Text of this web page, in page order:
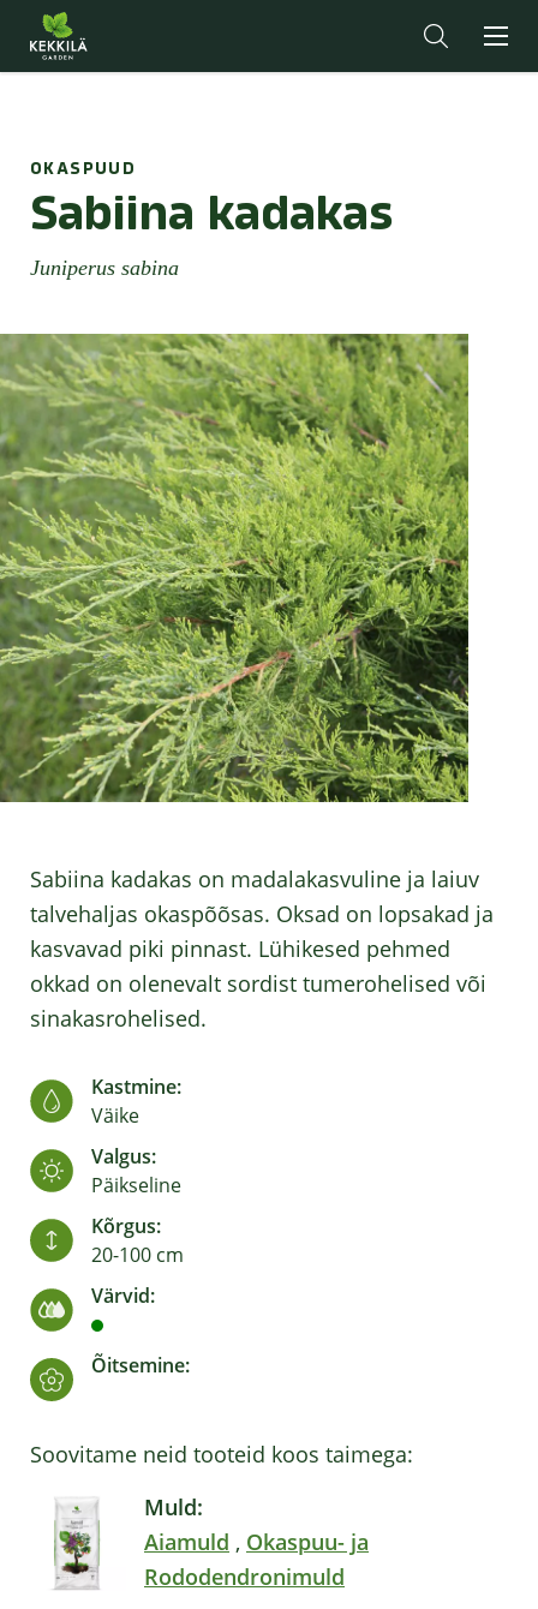
OKASPUUD
Sabiina kadakas
Juniperus sabina
Sabiina kadakas on madalakasvuline ja laiuv
talvehaljas okaspõõsas. Oksad on lopsakad ja
kasvavad piki pinnast. Lühikesed pehmed
okkad on olenevalt sordist tumerohelised või
sinakasrohelised.
Kastmine:
Väike
Valgus:
Päikseline
Kõrgus:
20-100 cm
Värvid:
Õitsemine:
Soovitame neid tooteid koos taimega:
Muld:
Aiamuld , Okaspuu- ja
Rododendronimuld